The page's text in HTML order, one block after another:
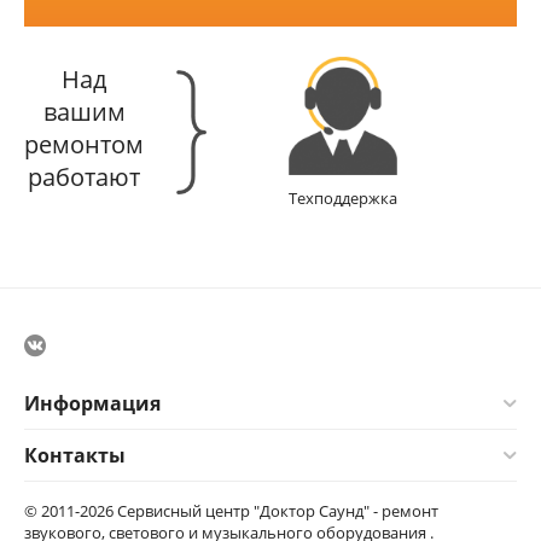
Над
вашим
ремонтом
работают
Техподдержка
Информация
Контакты
© 2011-2026 Сервисный центр "Доктор Саунд" - ремонт
звукового, светового и музыкального оборудования .